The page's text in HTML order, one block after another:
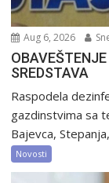
Aug 6, 2026
SREDSTAVA
Raspodela
gazdinstvima sa
Bajevca,
Novosti